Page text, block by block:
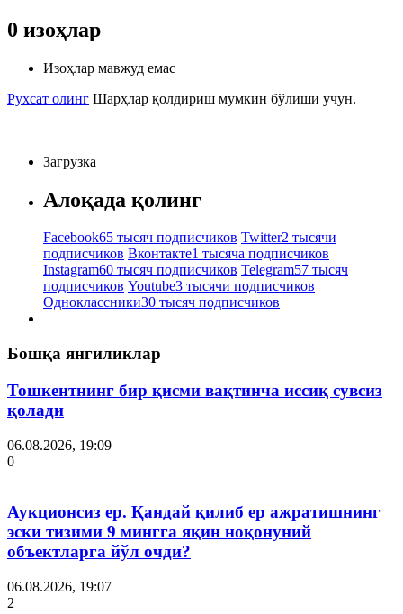
0 изоҳлар
Изоҳлар мавжуд емас
Рухсат олинг Шарҳлар қолдириш мумкин бўлиши учун.
Загрузка
Алоқада қолинг
Facebook65 тысяч подписчиков Twitter2 тысячи
подписчиков Вконтакте1 тысяча подписчиков
Instagram60 тысяч подписчиков Telegram57 тысяч
подписчиков Youtube3 тысячи подписчиков
Одноклассники30 тысяч подписчиков
Бошқа янгиликлар
Тошкентнинг бир қисми вақтинча иссиқ сувсиз
қолади
06.08.2026, 19:09
0
Аукционсиз ер. Қандай қилиб ер ажратишнинг
эски тизими 9 мингга яқин ноқонуний
объектларга йўл очди?
06.08.2026, 19:07
2